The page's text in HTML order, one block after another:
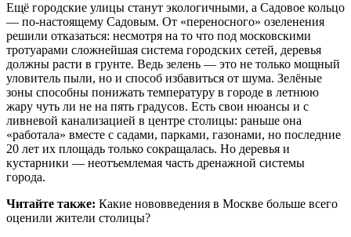
Ещё городские улицы станут экологичными, а Садовое кольцо
— по-настоящему Садовым. От «переносного» озеленения
решили отказаться: несмотря на то что под московскими
тротуарами сложнейшая система городских сетей, деревья
должны расти в грунте. Ведь зелень — это не только мощный
уловитель пыли, но и способ избавиться от шума. Зелёные
зоны способны понижать температуру в городе в летнюю
жару чуть ли не на пять градусов. Есть свои нюансы и с
ливневой канализацией в центре столицы: раньше она
«работала» вместе с садами, парками, газонами, но последние
20 лет их площадь только сокращалась. Но деревья и
кустарники — неотъемлемая часть дренажной системы
города.
Читайте также: Какие нововведения в Москве больше всего
оценили жители столицы?